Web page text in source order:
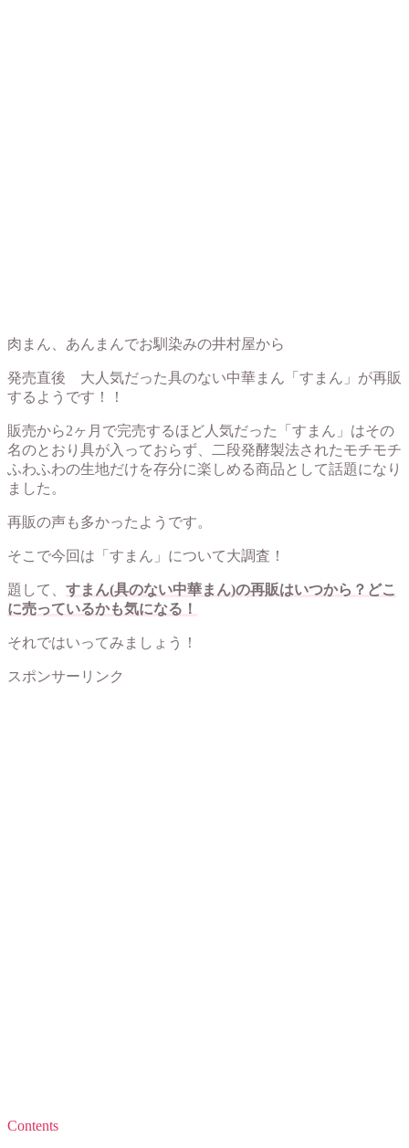
肉まん、あんまんでお馴染みの井村屋から
発売直後 大人気だった具のない中華まん「すまん」が再販
するようです！！
販売から2ヶ月で完売するほど人気だった「すまん」はその
名のとおり具が入っておらず、二段発酵製法されたモチモチ
ふわふわの生地だけを存分に楽しめる商品として話題になり
ました。
再販の声も多かったようです。
そこで今回は「すまん」について大調査！
題して、 すまん(具のない中華まん)の再販はいつから？どこ
に売っているかも気になる！
それではいってみましょう！
スポンサーリンク
Contents